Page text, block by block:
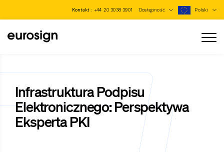
Kontakt : +44 20 3038 3901 Dostępność Polski
Infrastruktura Podpisu
Elektronicznego: Perspektywa
Eksperta PKI